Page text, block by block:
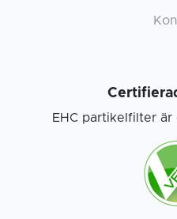
EHC partikelfilter är